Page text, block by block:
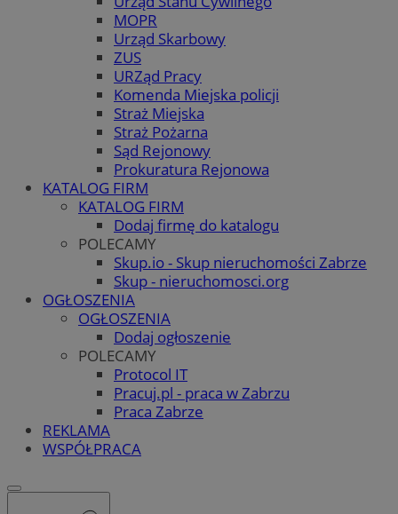
MOPR
Urząd Skarbowy
ZUS
URZąd Pracy
Komenda Miejska policji
Straż Miejska
Straż Pożarna
Sąd Rejonowy
Prokuratura Rejonowa
KATALOG FIRM
KATALOG FIRM
Dodaj firmę do katalogu
POLECAMY
Skup.io - Skup nieruchomości Zabrze
Skup - nieruchomosci.org
OGŁOSZENIA
OGŁOSZENIA
Dodaj ogłoszenie
POLECAMY
Protocol IT
Pracuj.pl - praca w Zabrzu
Praca Zabrze
REKLAMA
WSPÓŁPRACA